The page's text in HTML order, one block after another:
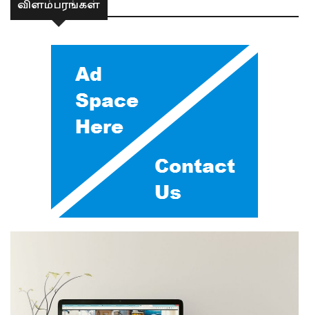
விளம்பரங்கள்